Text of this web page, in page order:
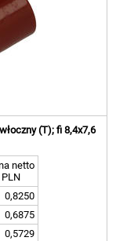
(T); fi 8,4x7,6
netto
PLN
0,8250
0,6875
0,5729